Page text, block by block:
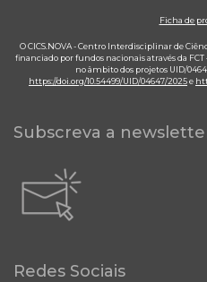
Ficha de
O CICS.NOVA - Centro Interdisciplinar de
financiado por fundos nacionais através da FCT
no âmbito dos projetos UID/
https://doi.org/10.54499/UID/04647/2025e
Subscreva a
Redes Sociais